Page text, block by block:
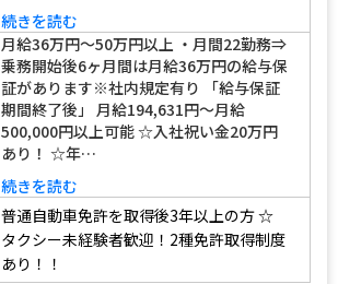
続きを読む
月給36万円～50万円以上 ・月間22勤務⇒
乗務開始後6ヶ月間は月給36万円の給与保
証があります※社内規定有り 「給与保証
期間終了後」 月給194,631円～月給
500,000円以上可能 ☆入社祝い金20万円
あり！ ☆年…
続きを読む
普通自動車免許を取得後3年以上の方☆
タクシー未経験者歓迎！2種免許取得制度
あり！！